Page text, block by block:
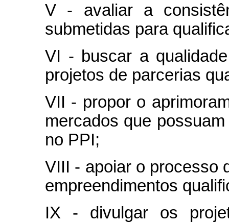
V - avaliar a
submetidas para
VI - buscar a
projetos de parcerias
VII - propor o
mercados que
no PPI;
VIII - apoiar o processo
empreendimentos
IX - divulgar os